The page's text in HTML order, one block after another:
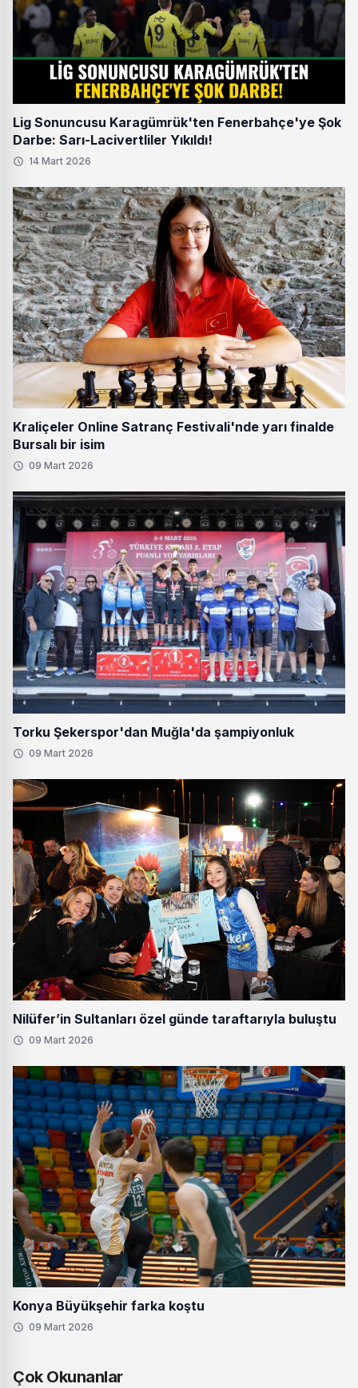
Lig Sonuncusu Karagümrük'ten Fenerbahçe'ye Şok
Darbe: Sarı-Lacivertliler Yıkıldı!
14 Mart 2026
Kraliçeler Online Satranç Festivali'nde yarı finalde
Bursalı bir isim
09 Mart 2026
Torku Şekerspor'dan Muğla'da şampiyonluk
09 Mart 2026
Nilüfer’in Sultanları özel günde taraftarıyla buluştu
09 Mart 2026
Konya Büyükşehir farka koştu
09 Mart 2026
Çok Okunanlar